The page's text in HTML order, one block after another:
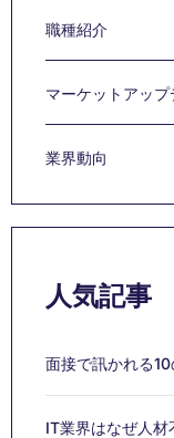
職種紹介
マーケットアップ
業界動向
人気記事
面接で訊かれる10
IT業界はなぜ人材